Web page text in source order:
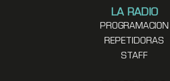
LA RADIO
PROGRAMACION
REPETIDORAS
STAFF